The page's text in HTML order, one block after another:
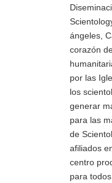
ángeles,
corazón
por las
los
generar
para las
de
afiliados
centro
para